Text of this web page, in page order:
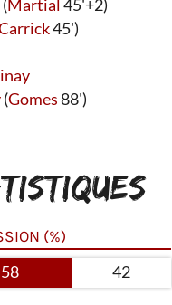
(Martial45'+2)
45')
(Gomes88')
(%)
58 42